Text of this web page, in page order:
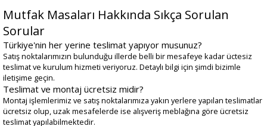
Mutfak Masaları Hakkında Sıkça Sorulan
Sorular
Türkiye'nin her yerine teslimat yapıyor musunuz?
Satış noktalarımızın bulunduğu illerde belli bir mesafeye kadar üctesiz
teslimat ve kurulum hizmeti veriyoruz. Detaylı bilgi için şimdi bizimle
iletişime geçin.
Teslimat ve montaj ücretsiz midir?
Montaj işlemlerimiz ve satış noktalarımıza yakın yerlere yapılan teslimatlar
ücretsiz olup, uzak mesafelerde ise alışveriş meblağına göre ücretsiz
teslimat yapılabilmektedir.